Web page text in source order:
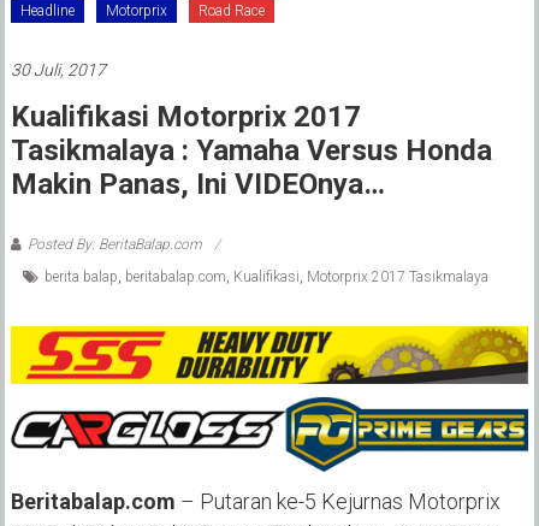
Headline Motorprix Road Race
30 Juli, 2017
Kualifikasi Motorprix 2017
Tasikmalaya : Yamaha Versus Honda
Makin Panas, Ini VIDEOnya…
Posted By: BeritaBalap.com
berita balap, beritabalap.com, Kualifikasi, Motorprix 2017 Tasikmalaya
Beritabalap.com – Putaran ke-5 Kejurnas Motorprix